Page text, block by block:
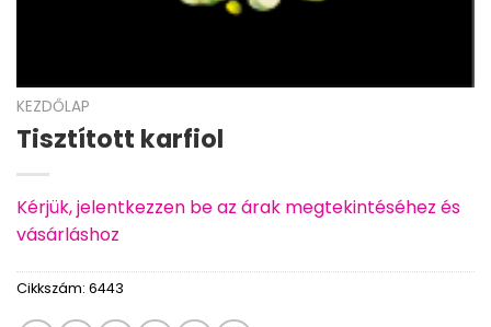
KEZDŐLAP
Tisztított karfiol
Kérjük, jelentkezzen be az árak megtekintéséhez és
vásárláshoz
Cikkszám: 6443